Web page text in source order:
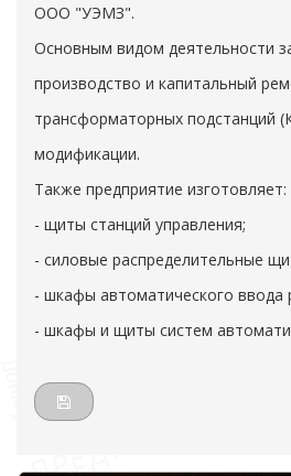
ООО "УЭМЗ".
Основным видом деятельности
производство и капитальный
трансформаторных подстанций
модификации.
Также предприятие изготовляет:
- щиты станций управления;
- силовые распределительные
- шкафы автоматического ввода
- шкафы и щиты систем